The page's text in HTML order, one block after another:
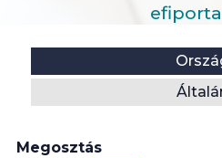
Akadálymentesítési
Megosztás